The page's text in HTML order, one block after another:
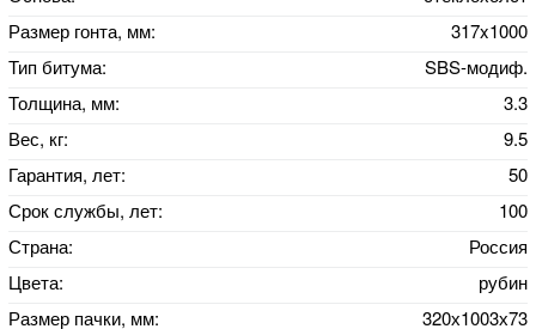
Размер гонта, мм:
317x1000
Тип битума:
SBS-модиф.
Толщина, мм:
3.3
Вес, кг:
9.5
Гарантия, лет:
50
Срок службы, лет:
100
Страна:
Россия
Цвета:
рубин
Размер пачки, мм:
320х1003х73